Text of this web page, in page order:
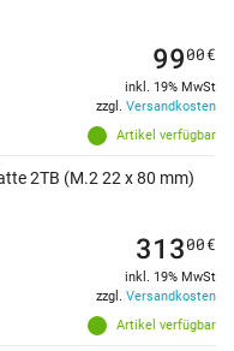
Artikel verfügbar
9900€
inkl. 19% MwSt
zzgl. Versandkosten
2TB (M.2 22 x 80 mm)
Artikel verfügbar
31300€
inkl. 19% MwSt
zzgl. Versandkosten